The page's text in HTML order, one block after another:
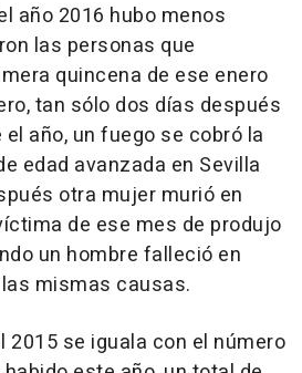
año 2016 hubo menos
las personas que
quincena de ese enero
tan sólo dos días después
año, un fuego se cobró la
edad avanzada en Sevilla
otra mujer murió en
de ese mes de produjo
un hombre falleció en
mismas causas.
2015 se iguala con el número